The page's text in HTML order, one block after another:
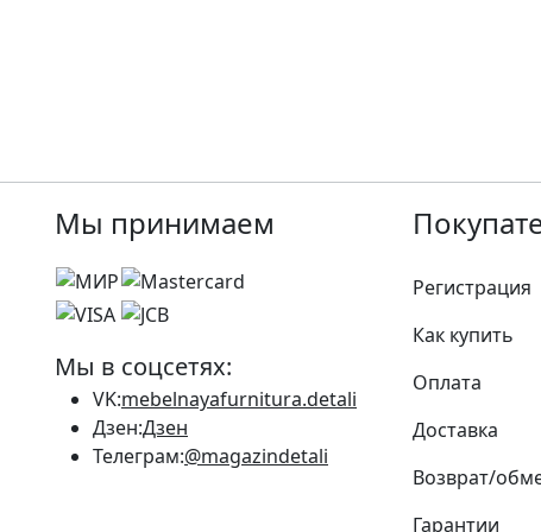
Мы принимаем
Мы в соцсетях:
VK:mebelnayafurnitura.detali
Дзен:Дзен
Телеграм:@magazindetali
Регистрация
Как купить
Оплата
Доставка
Возврат/
Гарантии